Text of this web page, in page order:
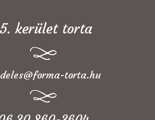
kerület torta
torta.hu